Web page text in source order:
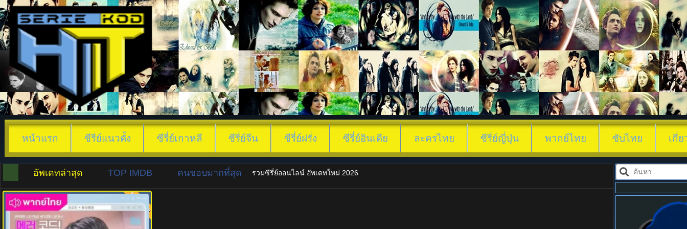
ดูซีรี่ย์ พักกยู
หน้าแรก ซีรีย์แนวตั้ง ซีรี่ย์เกาหลี ซีรี่ย์จีน ซีรี่ย์ฝรั่ง ซีรี่ย์อินเดีย ละครไทย ซีรี่ย์ญี่ปุ่น พากย์ไทย ซับไทย เกี่ย
อัพเดทล่าสุด TOP IMDB คนชอบมากที่สุด รวมซีรี่ย์ออนไลน์ อัพเดทใหม่ 2026
8.0 พากย์ไทย